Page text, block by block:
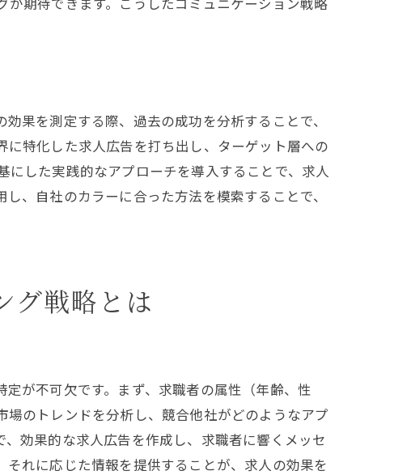
果を測定する際、過去の成功を分析することで、
特化した求人広告を打ち出し、ターゲット層への
した実践的なアプローチを導入することで、求人
、自社のカラーに合った方法を模索することで、
グ戦略とは
が不可欠です。まず、求職者の属性（年齢、性
のトレンドを分析し、競合他社がどのようなアプ
効果的な求人広告を作成し、求職者に響くメッセ
れに応じた情報を提供することが、求人の効果を